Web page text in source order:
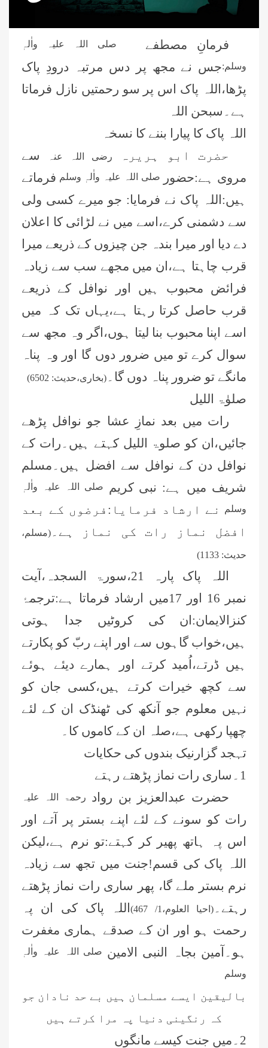
فرمانِ مصطفے صلی اللہ علیہ واٰلہٖ
وسلم:جس نے مجھ پر دس مرتبہ درودِ پاک
پڑھا،اللہ پاک اس پر سو رحمتیں نازل فرماتا
ہے۔سبحن اللہ
اللہ پاک کا پیارا بننے کا نسخہ
حضرت ابو ہریرہ
رضی اللہ عنہ
سے
مروی ہے:حضور
صلی اللہ علیہ واٰلہٖ وسلم فرماتے
ہیں:اللہ پاک نے فرمایا: جو میرے کسی ولی
سے دشمنی کرے،اسے میں نے لڑائی کا اعلان
دے دیا اور میرا بندہ جن چیزوں کے ذریعے میرا
قرب چاہتا ہے،ان میں مجھے سب سے زیادہ
فرائض محبوب ہیں اور نوافل کے ذریعے
قرب حاصل کرتا رہتا ہے،یہاں تک کہ میں
اسے اپنا محبوب بنا لیتا ہوں،اگر وہ مجھ سے
سوال کرے تو میں ضرور دوں گا اور وہ پناہ
مانگے تو ضرور پناہ دوں گا۔ (بخاری،حدیث: 6502)
صلوٰۃ اللیل
رات میں بعد نمازِ عشا جو نوافل پڑھے
جائیں،ان کو صلوۃ اللیل کہتے ہیں۔رات کے
نوافل دن کے نوافل سے افضل ہیں۔مسلم
شریف میں ہے: نبی کریم
صلی اللہ علیہ واٰلہٖ
وسلم
نے ارشاد فرمایا:فرضوں کے بعد
افضل نماز رات کی نماز ہے۔(مسلم،
حدیث: 1133
)
اللہ پاک پارہ 21،سورۃ السجدہ،آیت
نمبر 16 اور 17میں ارشاد فرماتا ہے:ترجمۂ
کنزالایمان:ان کی کروٹیں جدا ہوتی
ہیں،خواب گاہوں سے اور اپنے ربّ کو پکارتے
ہیں ڈرتے،اُمید کرتے اور ہمارے دیئے ہوئے
سے کچھ خیرات کرتے ہیں،کسی جان کو
نہیں معلوم جو آنکھ کی ٹھنڈک ان کے لئے
چھپا رکھی ہے،صلہ ان کے کاموں کا۔
تہجد گزارنیک بندوں کی حکایات
1۔ساری رات نماز پڑھتے رہتے
حضرت عبدالعزیز بن رواد
رحمۃ اللہ علیہ
رات کو سونے کے لئے اپنے بستر پر آتے اور
اس پہ ہاتھ پھیر کر کہتے:تو نرم ہے،لیکن
اللہ پاک کی قسم!جنت میں تجھ سے زیادہ
نرم بستر ملے گا، پھر ساری رات نماز پڑھتے
رہتے۔ (احیا العلوم،1/ 467
)اللہ پاک کی ان پہ
رحمت ہو اور ان کے صدقے ہماری مغفرت
ہو۔آمین بجاہ النبی الامین صلی اللہ علیہ واٰلہٖ
وسلم
بالیقین ایسے مسلمان ہیں بے حد نادان جو
کہ رنگینی دنیا پہ مرا کرتے ہیں
2۔میں جنت کیسے مانگوں